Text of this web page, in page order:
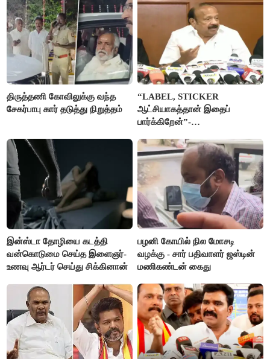
திருத்தணி கோவிலுக்கு வந்த
சேகர்பாபு கார் தடுத்து நிறுத்தம்
“LABEL, STICKER
ஆட்சியாகத்தான் இதைப்
பார்க்கிறேன்”-
இன்ஸ்டா தோழியை கடத்தி
வன்கொடுமை செய்த இளைஞர்-
உணவு ஆர்டர் செய்து சிக்கினான்
பழனி கோயில் நில மோசடி
வழக்கு - சார் பதிவாளர் ஜஸ்டின்
மணிகண்டன் கைது